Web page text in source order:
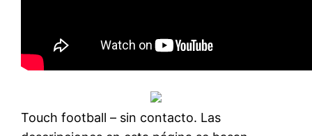
Touch football – sin contacto. Las